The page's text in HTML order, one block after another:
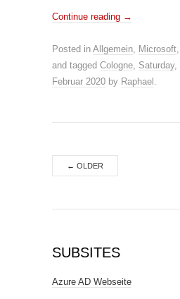
Continue reading →
Posted in Allgemein, Microsoft,
and tagged Cologne, Saturday,
Februar 2020 by Raphael .
← OLDER
SUBSITES
Azure AD Webseite